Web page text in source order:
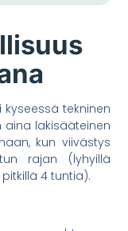
tekninen
lakisääteinen
kun viivästys
rajan (lyhyillä
4 tuntia).